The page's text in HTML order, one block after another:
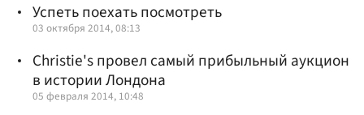
Успеть поехать посмотреть
03 октября 2014, 08:13
Christie's провел самый прибыльный аукцион
в истории Лондона
05 февраля 2014, 10:48